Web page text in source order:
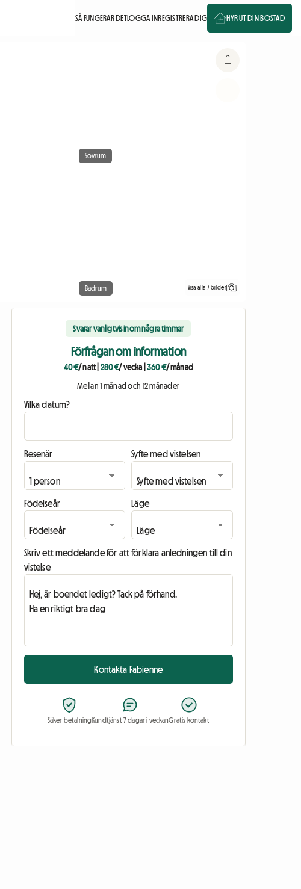
SÅ FUNGERAR DETLOGGA INREGISTRERA DIG HYR UT DIN BOSTAD
Sovrum
Badrum Visa alla 7 bilder
Svarar vanligtvis inom några timmar
Förfrågan om information
40 €/ natt| 280 €/ vecka |360 €/ månad
Mellan 1 månad och 12 månader
Vilka datum?
Resenär Syfte med vistelsen
Födelseår Läge
Skriv ett meddelande för att förklara anledningen till din
vistelse
Kontakta Fabienne
Säker betalningKundtjänst 7 dagar i veckanGratis kontakt